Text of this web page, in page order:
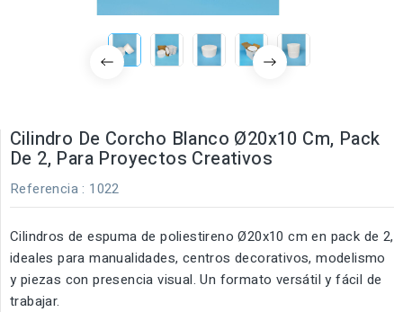
Cilindro De Corcho Blanco Ø20x10 Cm, Pack
De 2, Para Proyectos Creativos
Referencia : 1022
Cilindros de espuma de poliestireno Ø20x10 cm en pack de 2,
ideales para manualidades, centros decorativos, modelismo
y piezas con presencia visual. Un formato versátil y fácil de
trabajar.